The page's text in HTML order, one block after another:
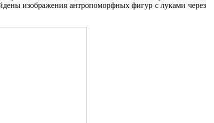
изображения антропоморфных фигур с луками через